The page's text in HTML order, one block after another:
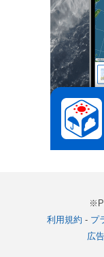
利用規約 - プ
広